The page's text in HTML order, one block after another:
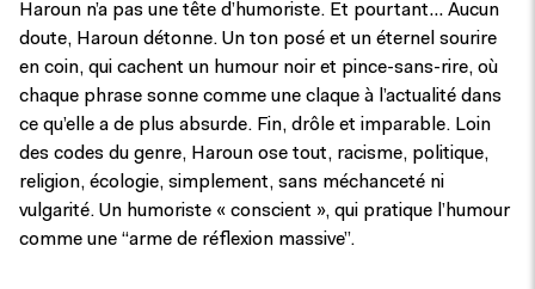
Haroun n’a pas une tête d’humoriste. Et pourtant… Aucun
doute, Haroun détonne. Un ton posé et un éternel sourire
en coin, qui cachent un humour noir et pince-sans-rire, où
chaque phrase sonne comme une claque à l’actualité dans
ce qu’elle a de plus absurde. Fin, drôle et imparable. Loin
des codes du genre, Haroun ose tout, racisme, politique,
religion, écologie, simplement, sans méchanceté ni
vulgarité. Un humoriste « conscient », qui pratique l’humour
comme une “arme de réflexion massive”.